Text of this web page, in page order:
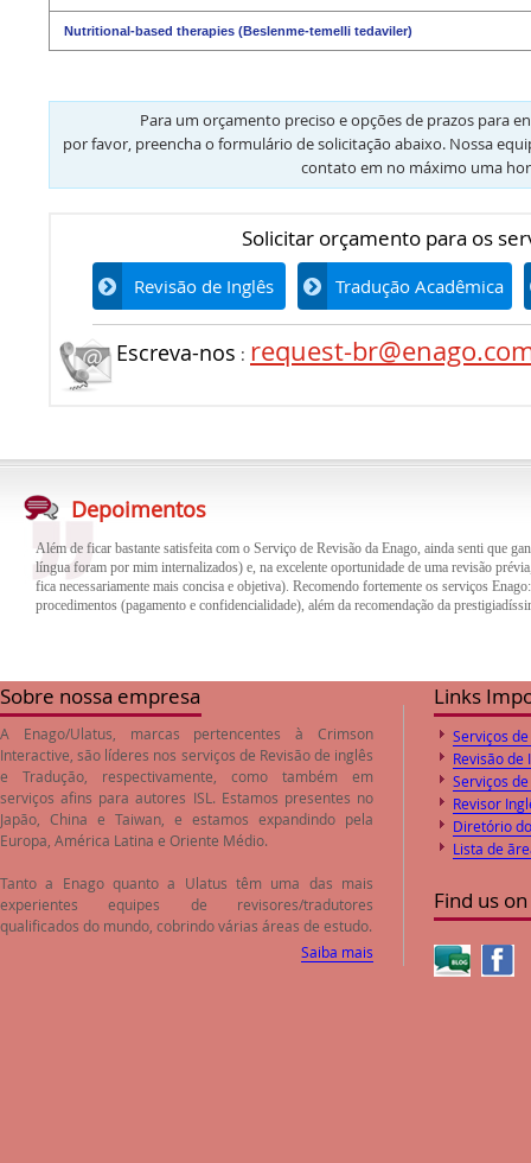
Nutritional-based therapies (Beslenme-temelli tedaviler)
Para um orçamento preciso e opções de prazos para
por favor, preencha o formulário de solicitação abaixo. Nossa
contato em no máximo uma
Solicitar orçamento para os
Revisão de Inglês Tradução Acadêmica
Escreva-nos : request-
Depoimentos
língua foram por mim internalizados) e, na excelente oportunidade de uma revisão
fica necessariamente mais concisa e objetiva). Recomendo fortemente os serviços
Sobre nossa empresa
A Enago/Ulatus, marcas pertencentes à Crimson
Interactive, são líderes nos serviços de Revisão de inglês
e Tradução, respectivamente, como também em
serviços afins para autores ISL. Estamos presentes no
Japão, China e Taiwan, e estamos expandindo pela
Europa, América Latina e Oriente Médio.
Tanto a Enago quanto a Ulatus têm uma das mais
experientes equipes de revisores/tradutores
qualificados do mundo, cobrindo várias áreas de estudo.
Saiba mais
Links
Serviços
Revisão de
Serviços
Revisor
Diretório
Lista de
Find us on